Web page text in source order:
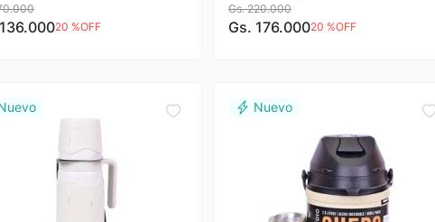
.000
136.00020 %OFF
Azul Indio
Gs. 220.000
Gs. 176.00020 %OFF